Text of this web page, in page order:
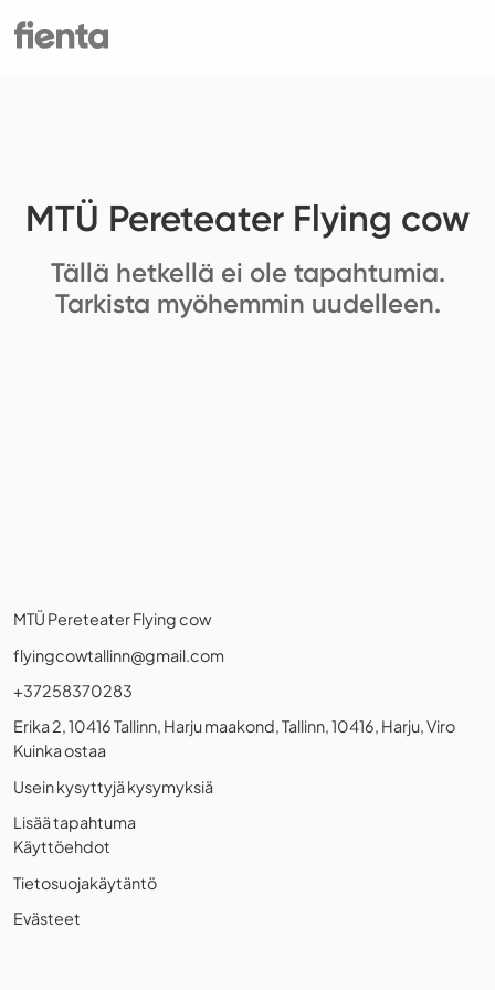
MTÜ Pereteater Flying cow
Tällä hetkellä ei ole tapahtumia.
Tarkista myöhemmin uudelleen.
MTÜ Pereteater Flying cow
flyingcowtallinn@gmail.com
+37258370283
Erika 2, 10416 Tallinn, Harju maakond, Tallinn, 10416, Harju, Viro
Kuinka ostaa
Usein kysyttyjä kysymyksiä
Lisää tapahtuma
Käyttöehdot
Tietosuojakäytäntö
Evästeet